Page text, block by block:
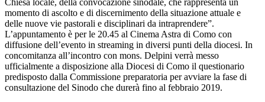
momento di ascolto e di discernimento della situazione attuale e
delle nuove vie pastorali e disciplinari da intraprendere”.
L’appuntamento è per le 20.45 al Cinema Astra di Como con
diffusione dell’evento in streaming in diversi punti della diocesi. In
concomitanza all’incontro con mons. Delpini verrà messo
ufficialmente a disposizione alla Diocesi di Como il questionario
predisposto dalla Commissione preparatoria per avviare la fase di
consultazione del Sinodo che durerà fino al febbraio 2019.